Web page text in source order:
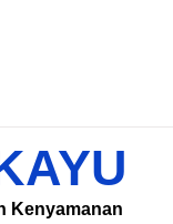
Kenyamanan